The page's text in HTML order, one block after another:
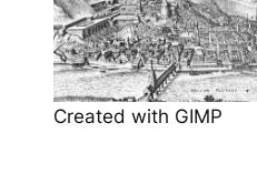
Created with GIMP